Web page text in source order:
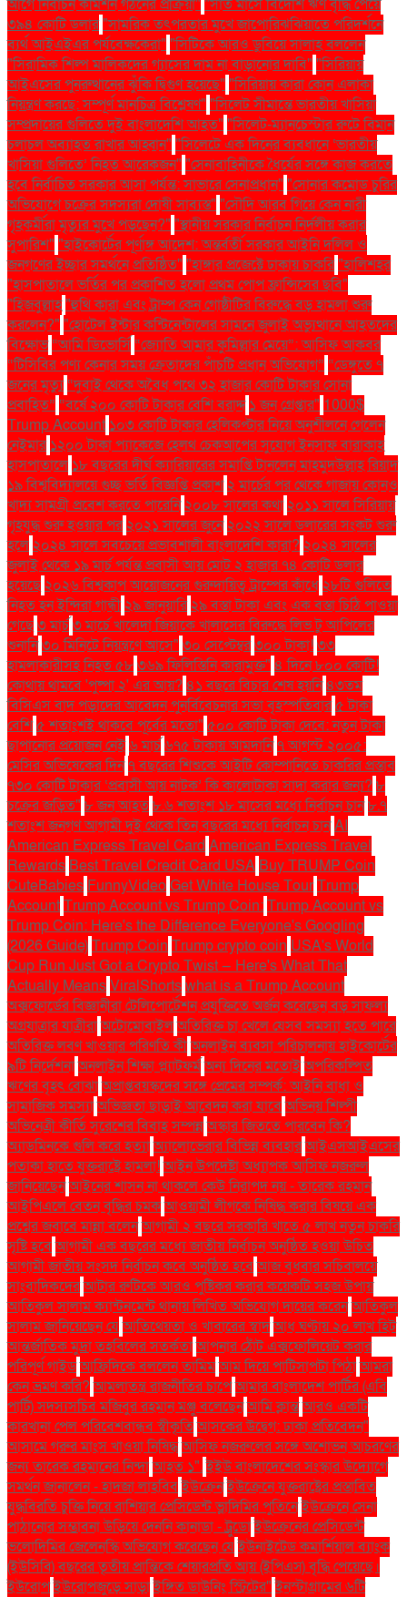
আগে নির্বাচন কমিশন গঠনের প্রক্রিয়া" "সাত মাসে বিদেশি ঋণ বৃদ্ধি পেয়ে
৩৯৪ কোটি ডলার"সামরিক তৎপরতার মুখে জাপোরিঝঝিয়াতে পরিদর্শনে
ব্যর্থ আইএইএর পর্যবেক্ষকেরা" "সিটিকে আরও ডুবিয়ে সালাহ বললেন
"সিরামিক শিল্প মালিকদের গ্যাসের দাম না বাড়ানোর দাবি" "সিরিয়ায়
আইএসের পুনরুত্থানের ঝুঁকি দ্বিগুণ হয়েছে" "সিরিয়ায় কারা কোন এলাকা
নিয়ন্ত্রণ করছে: সম্পূর্ণ মানচিত্র বিশ্লেষণ" "সিলেট সীমান্তে ভারতীয় খাসিয়া
সম্প্রদায়ের গুলিতে দুই বাংলাদেশি আহত" "সিলেট-ম্যানচেস্টার রুটে বিমান
চলাচল অব্যাহত রাখার আহ্বান" "সিলেটে এক দিনের ব্যবধানে ‘ভারতীয়
খাসিয়া গু‌লিতে’ নিহত আরেকজন" "সেনাবাহিনীকে ধৈর্যের সঙ্গে কাজ করতে
হবে নির্বাচিত সরকার আসা পর্যন্ত: সাভারে সেনাপ্রধান" "সোনার কমোড চুরির
অভিযোগে চক্রের সদস্যরা দোষী সাব্যস্ত" "সৌদি আরব গিয়ে কেন নারী
গৃহকর্মীরা মৃত্যুর মুখে পড়ছেন?" "স্থানীয় সরকার নির্বাচন নির্দলীয় করার
সুপারিশ" "হাইকোর্টের পূর্ণাঙ্গ আদেশ: অন্তর্বর্তী সরকার আইনি দলিল ও
জনগণের ইচ্ছার সমর্থনে প্রতিষ্ঠিত" "হাঙ্গার প্রজেক্টে ঢাকায় চাকরি"হালিশহর
"হাসপাতালে ভর্তির পর প্রকাশিত হলো প্রথম পোপ ফ্রান্সিসের ছবি"
"হিজবুল্লাহ"হুথি কারা এবং ট্রাম্প কেন গোষ্ঠীটির বিরুদ্ধে বড় হামলা শুরু
করলেন?" "হোটেল ইন্টার কন্টিনেন্টালের সামনে জুলাই অভ্যুত্থানে আহতদের
বিক্ষোভ “আমি ডিভোর্সি “জ্যোতি আমার কুমিল্লার মেয়ে”: আসিফ আকবর
“টিসিবির পণ্য কেনার সময় ক্রেতাদের পাঁচটি প্রধান অভিযোগ” “ডেঙ্গুতে ৭
জনের মৃত্যু “দুবাই থেকে অবৈধ পথে ৩২ হাজার কোটি টাকার সোনা
প্রবাহিত” “বর্ষে ২০০ কোটি টাকার বেশি বরাদ্দ ১ জন গ্রেপ্তার" 1000$
Trump Account ১০৩ কোটি টাকার হেলিকপ্টার নিয়ে অনুশীলনে গেলেন
নেইমার ১২০০ টাকা প্যাকেজে হেলথ চেকআপের সুযোগ ইনসাফ বারাকাহ
হাসপাতালে ১৮ বছরের দীর্ঘ ক্যারিয়ারের সমাপ্তি টানলেন মাহমুদউল্লাহ রিয়াদ
১৯ বিশ্ববিদ্যালয়ে গুচ্ছ ভর্তি বিজ্ঞপ্তি প্রকাশ ২ মার্চের পর থেকে গাজায় কোনও
খাদ্য সামগ্রী প্রবেশ করতে পারেনি ২০০৮ সালের কথা ২০১১ সালে সিরিয়ায়
গৃহযুদ্ধ শুরু হওয়ার পর ২০২১ সালের জুনে ২০২২ সালে ডলারের সংকট শুরু
হলে ২০২৪ সালে সবচেয়ে প্রভাবশালী বাংলাদেশি কারা? ২০২৪ সালের
জুলাই থেকে ১৯ মার্চ পর্যন্ত প্রবাসী আয় মোট ২ হাজার ৭৪ কোটি ডলার
হয়েছে ২০২৬ বিশ্বকাপ আয়োজনের গুরুদায়িত্ব ট্রাম্পের কাঁধে ২৮টি গুলিতে
নিহত হন ইন্দিরা গান্ধী ২৯ জানুয়ারি ২৯ বস্তা টাকা এবং এক বস্তা চিঠি পাওয়া
গেছে৩ মার্চ৩ মার্চে খালেদা জিয়াকে খালাসের বিরুদ্ধে লিভ টু আপিলের
শুনানি৩০ মিনিটে নিয়ন্ত্রণে আসে" ৩০ সেপ্টেম্বর৩০০ টাকা!৩৩
হামলাকারীসহ নিহত ৫৮৩৬৯ ফিলিস্তিনি কারামুক্ত" ৪ দিনে ৮০০ কোটি!
কোথায় থামবে 'পুষ্পা ২' এর আয়? ৪১ বছরে বিচার শেষ হয়নি৪৩তম
বিসিএস বাদ পড়াদের আবেদন পুনর্বিবেচনার সভা বৃহস্পতিবার৫ টাকা
বেশি৫ শতাংশই থাকবে পূর্বের মতো" ৫০০ কোটি টাকা দেবে: নতুন টাকা
ছাপানোর প্রয়োজন নেই৬ মার্চ৬৭৫ টাকায় আমদানি৭ আগস্ট ২০০৫:
মেসির অভিষেকের দিন৭ বছরের শিশুকে আইটি কোম্পানিতে চাকরির প্রস্তাব
৭৩০ কোটি টাকার ‘প্রবাসী আয় নাটক’ কি কালোটাকা সাদা করার জন্য? ৮
চক্রের জড়িত" ৮ জন আহত৮.৬ শতাংশ ১৮ মাসের মধ্যে নির্বাচন চান৮.৭
শতাংশ জনগণ আগামী দুই থেকে তিন বছরের মধ্যে নির্বাচন চানAI
American Express Travel Card American Express Travel
Rewards Best Travel Credit Card USA Buy TRUMP Coin
CuteBabies FunnyVideo Get White House TourTrump
AccountTrump Account vs Trump Coin:Trump Account vs
Trump Coin: Here's the Difference Everyone's Googling
(2026 Guide)Trump Coin Trump crypto coin USA's World
Cup Run Just Got a Crypto Twist — Here's What That
Actually MeansViralShortswhat is a Trump Account
অক্সফোর্ডের বিজ্ঞানীরা টেলিপোর্টেশন প্রযুক্তিতে অর্জন করেছেন বড় সাফল্য
অগ্রযাত্রার যাত্রীরাঅটোমোবাইলঅতিরিক্ত চা খেলে যেসব সমস্যা হতে পারে
অতিরিক্ত লবণ খাওয়ার পরিণতি কীঅনলাইন ব্যবসা পরিচালনায় হাইকোর্টের
৯টি নির্দেশনাঅনলাইন শিক্ষা প্ল্যাটফর্মঅন্য দিনের মতোইঅপরিকল্পিত
ঋণের বৃহৎ বোঝাঅপ্রাপ্তবয়স্কদের সঙ্গে প্রেমের সম্পর্ক: আইনি বাধা ও
সামাজিক সমস্যাঅভিজ্ঞতা ছাড়াই আবেদন করা যাবেঅভিনয় শিল্পী
অভিনেত্রী কীর্তি সুরেশের বিবাহ সম্পন্নঅস্কার জিততে পারবেন কি?
অ্যাডমিনকে গুলি করে হত্যাঅ্যালোভেরার বিভিন্ন ব্যবহারআইএসআইএসের
পতাকা হাতে যুক্তরাষ্ট্রে হামলা!আইন উপদেষ্টা অধ্যাপক আসিফ নজরুল
জানিয়েছেনআইনের শাসন না থাকলে কেউ নিরাপদ নয় - তারেক রহমান
আইপিএলে বেতন বৃদ্ধির চমকআওয়ামী লীগকে নিষিদ্ধ করার বিষয়ে এক
প্রশ্নের জবাবে মান্না বলেনআগামী ২ বছরে সরকারি খাতে ৫ লাখ নতুন চাকরি
সৃষ্টি হবেআগামী এক বছরের মধ্যে জাতীয় নির্বাচন অনুষ্ঠিত হওয়া উচিত
আগামী জাতীয় সংসদ নির্বাচন কবে অনুষ্ঠিত হবেআজ বুধবার সচিবালয়ে
সাংবাদিকদেরআটার রুটিকে আরও পুষ্টিকর করার কয়েকটি সহজ উপায়
আতিকুল সালাম ক্যান্টনমেন্ট থানায় লিখিত অভিযোগ দায়ের করেনআতিকুল
সালাম জানিয়েছেন যেআতিথেয়তা ও খাবারের স্বাদআধ ঘণ্টায় ২০ লাখ হিট
আন্তর্জাতিক মুদ্রা তহবিলের সতর্কতাআপনার ঠোঁট এক্সফোলিয়েট করার
পরিপূর্ণ গাইডআফ্রিদিকে বললেন তামিমআম দিয়ে পাটিসাপটা পিঠাআমরা
কেন ভ্রমণ করি? আমলাতন্ত্র রাজনীতির চাপেআমার বাংলাদেশ পার্টির (এবি
পার্টি) সদস্যসচিব মজিবুর রহমান মঞ্জু বলেছেনআমি ক্লান্তআরও একটি
কারখানা পেল পরিবেশবান্ধব স্বীকৃতিআসকের উদ্বেগ: ঢাকা প্রতিবেদন"
আসামে গরুর মাংস খাওয়া নিষিদ্ধআসিফ নজরুলের সঙ্গে অশোভন আচরণের
জন্য তারেক রহমানের নিন্দাআহত ১".ইইউ বাংলাদেশের সংস্কার উদ্যোগে
সমর্থন জানালেন - হাদজা লাহবিবইউক্রেনইউক্রেনে যুক্তরাষ্ট্রের প্রস্তাবিত
যুদ্ধবিরতি চুক্তি নিয়ে রাশিয়ার প্রেসিডেন্ট ভ্লাদিমির পুতিনেইউক্রেনে সেনা
পাঠানোর সম্ভাবনা উড়িয়ে দেননি কানাডা - ট্রুডোইউক্রেনের প্রেসিডেন্ট
ভলোদিমির জেলেনস্কি অভিযোগ করেছেন যেইউনাইটেড কমার্শিয়াল ব্যাংক
(ইউসিবি) বছরের তৃতীয় প্রান্তিকে শেয়ারপ্রতি আয় (ইপিএস) বৃদ্ধি পেয়েছে।
ইউরোপইউরোপজুড়ে সাড়াইঙ্গিত ডাউনিং স্ট্রিটের" ইনস্টাগ্রামের ৬টি